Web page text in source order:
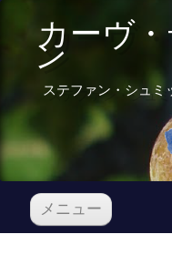
カーヴ
ン
ステファン・シュミ
メニュー